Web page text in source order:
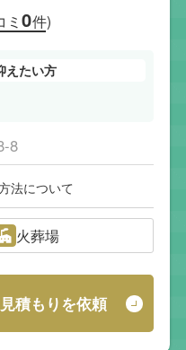
ミ0件)
えたい方
8
法について
火葬場
見積もりを依頼